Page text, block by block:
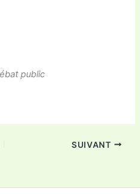
public
SUIVANT